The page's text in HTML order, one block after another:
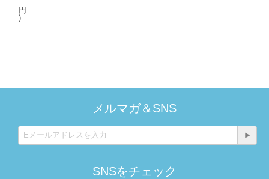
円
)
メルマガ＆SNS
SNSをチェック